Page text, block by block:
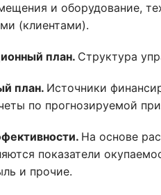
и оборудование,
(клиентами).
план. Структура
план. Источники
по прогнозируемой
На основе
показатели
и прочие.